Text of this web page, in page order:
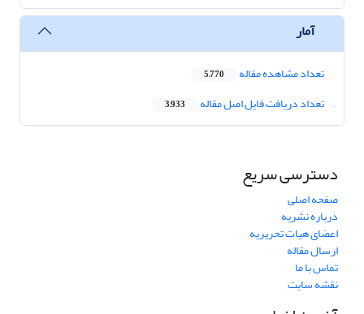
آمار
تعداد مشاهده مقاله 5,770
تعداد دریافت فایل اصل مقاله 3,933
دسترسی سریع
صفحه اصلی
درباره نشریه
اعضای هیات تحریریه
ارسال مقاله
تماس با ما
نقشه سایت